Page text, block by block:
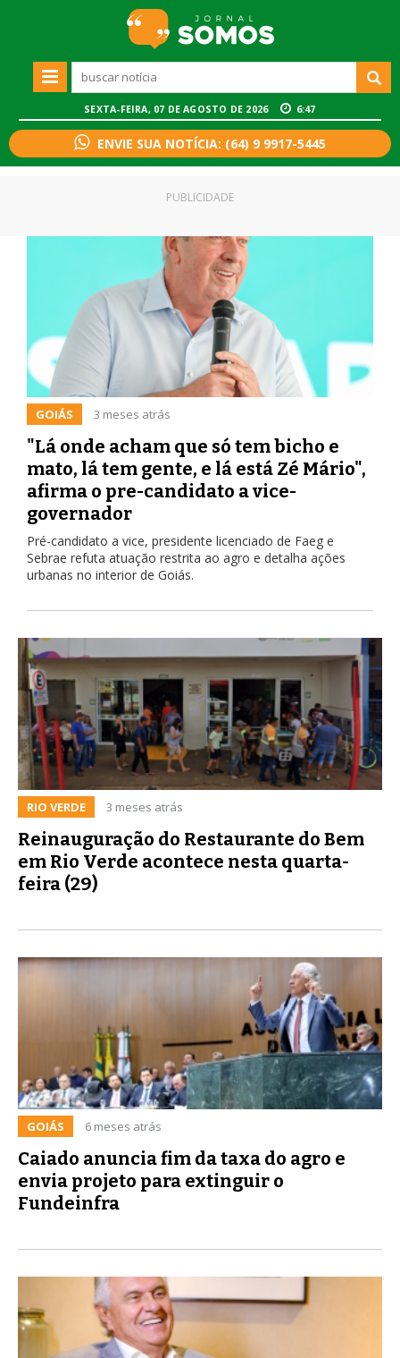
SEXTA-FEIRA, 07 DE AGOSTO DE 2026 6:47
ENVIE SUA NOTÍCIA: (64) 9 9917-5445
GOIÁS 3 meses atrás
"Lá onde acham que só tem bicho e
mato, lá tem gente, e lá está Zé Mário",
afirma o pre-candidato a vice-
governador
Pré-candidato a vice, presidente licenciado de Faeg e
Sebrae refuta atuação restrita ao agro e detalha ações
urbanas no interior de Goiás.
PUBLICIDADE
RIO VERDE 3 meses atrás
Reinauguração do Restaurante do Bem
em Rio Verde acontece nesta quarta-
feira (29)
GOIÁS 6 meses atrás
Caiado anuncia fim da taxa do agro e
envia projeto para extinguir o
Fundeinfra